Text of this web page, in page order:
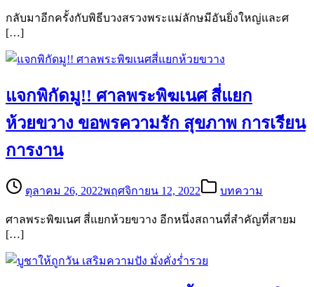
กลับมาอีกครั้งกับพิธีบวงสรวงพระแม่ลักษมีอันยิ่งใหญ่และศ
[…]
แจกพิกัดมู!! ศาลพระพิฆเนศ สี่แยก
ห้วยขวาง ขอพรความรัก สุขภาพ การเรียน
การงาน
ตุลาคม 26, 2022พฤศจิกายน 12, 2022 บทความ
ศาลพระพิฆเนศ สี่แยกห้วยขวาง อีกหนึ่งสถานที่สำคัญที่สายม
[…]